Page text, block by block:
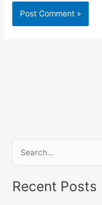
a
Recent Posts